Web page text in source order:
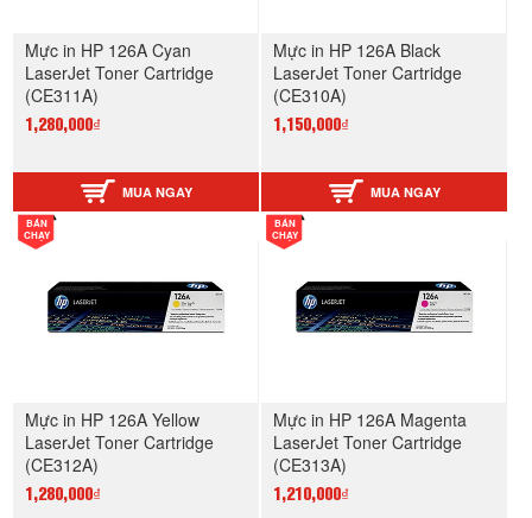
Mực in HP 126A Cyan
LaserJet Toner Cartridge
(CE311A)
1,280,000₫
MUA NGAY
Mực in HP 126A Black
LaserJet Toner Cartridge
(CE310A)
1,150,000₫
MUA NGAY
BÁN
CHẠY
Mực in HP 126A Yellow
LaserJet Toner Cartridge
(CE312A)
1,280,000₫
BÁN
CHẠY
Mực in HP 126A Magenta
LaserJet Toner Cartridge
(CE313A)
1,210,000₫